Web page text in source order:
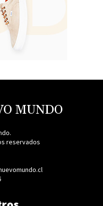
MUNDO
reservados